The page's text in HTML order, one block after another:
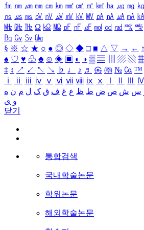
㎙ ㎚ ㎛ ㎜ ㎝ ㎞ ㎟ ㎠ ㎡ ㎢ ㏊ ㎍ ㎎ ㎏
㎱ ㎲ ㎳ ㎴ ㎵ ㎶ ㎷ ㎸ ㎹ ㎀ ㎁ ㎂ ㎃ ㎄
㎒ ㎓ ㎔ Ω ㏀ ㏁ ㎊ ㎋ ㎌ ㏖ ㏅ ㎭ ㎮ ㎯
㏃ ㏉ ㏜ ㏆
§ ※ ☆ ★ ○ ● ◎ ◇ ◆ □ ■ △ ▽ → ← ↑
♠ ♡ ♥ ♧ ♣ ⊙ ◈ ▣ ◐ ◑ ▒ ▤ ▨ ▧
‡ ↕ ↗ ↙ ↖ ↘ ♭ ♩ ♪ ♬ ㉿ ㈜ № ㏇ ™
ⅰ
ⅱ ⅲ ⅳ ⅴ ⅵ ⅶ ⅷ ⅸ ⅹ Ⅳ
س ش ص ض ط ظ ع غ ف ق ک ل م ن ه
و ی
닫기
통합검색
국내학술논문
학위논문
해외학술논문